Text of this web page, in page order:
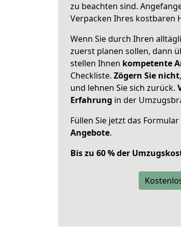
zu beachten sind.
Verpacken Ihres kostbaren
Wenn Sie durch Ihren
zuerst planen sollen, dann
stellen Ihnen kompetente
Checkliste. Zögern Sie nicht
und lehnen Sie sich zurück.
Erfahrung in der
Füllen Sie jetzt das
Angebote.
Bis zu 60 % der